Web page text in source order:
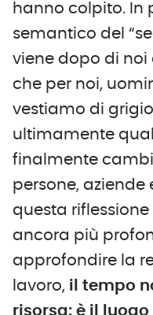
hanno colpito. In
semantico del
viene dopo di noi
che per noi,
vestiamo di
ultimamente
finalmente
persone,
questa
ancora più
approfondire la
lavoro, il tempo
risorsa: è il